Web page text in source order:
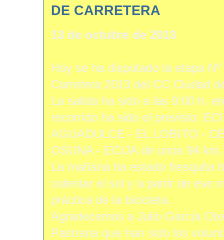
DE CARRETERA
13 de octubre de 2013
Hoy se ha disputado la etapa
Carretera 2013 del CC Ciudad
La salida ha sido a las 9:00 h.
recorrido ha sido el previsto:
AGUADULCE - EL LOBITO -
OSUNA - ECIJA de unos 94 km.
La mañana ha estado fresquita
calentar el sol y a partir de ese
práctica de la bicicleta.
Agradecemos a Julio García
Pastrana que han sido los